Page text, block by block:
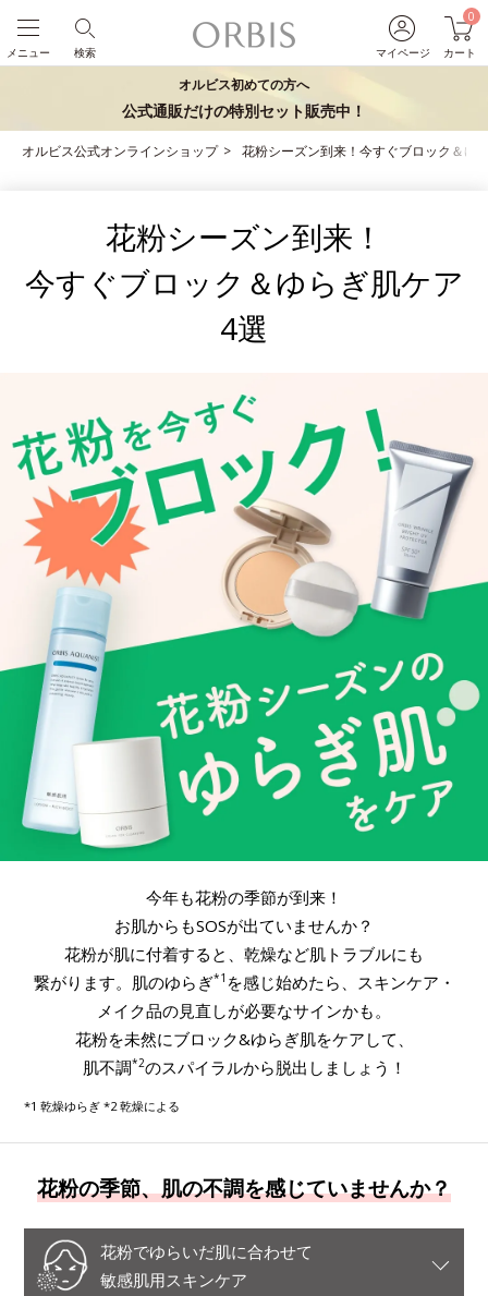
マイページ
0
カート
検索
メニュー
オルビス初めての方へ
公式通販だけの特別セット販売中！
オルビス公式オンラインショップ 花粉シーズン到来！今すぐブロック＆ゆ
花粉シーズン到来！
今すぐブロック＆ゆらぎ肌ケア
4選
今年も花粉の季節が到来！
お肌からもSOSが出ていませんか？
花粉が肌に付着すると、乾燥など肌トラブルにも
繋がります。肌のゆらぎ*1 を感じ始めたら、スキンケア・
メイク品の見直しが必要なサインかも。
花粉を未然にブロック&ゆらぎ肌をケアして、
肌不調*2のスパイラルから脱出しましょう！
*1 乾燥ゆらぎ *2 乾燥による
花粉の季節、肌の不調を感じていませんか？
花粉でゆらいだ肌に合わせて
敏感肌用スキンケア